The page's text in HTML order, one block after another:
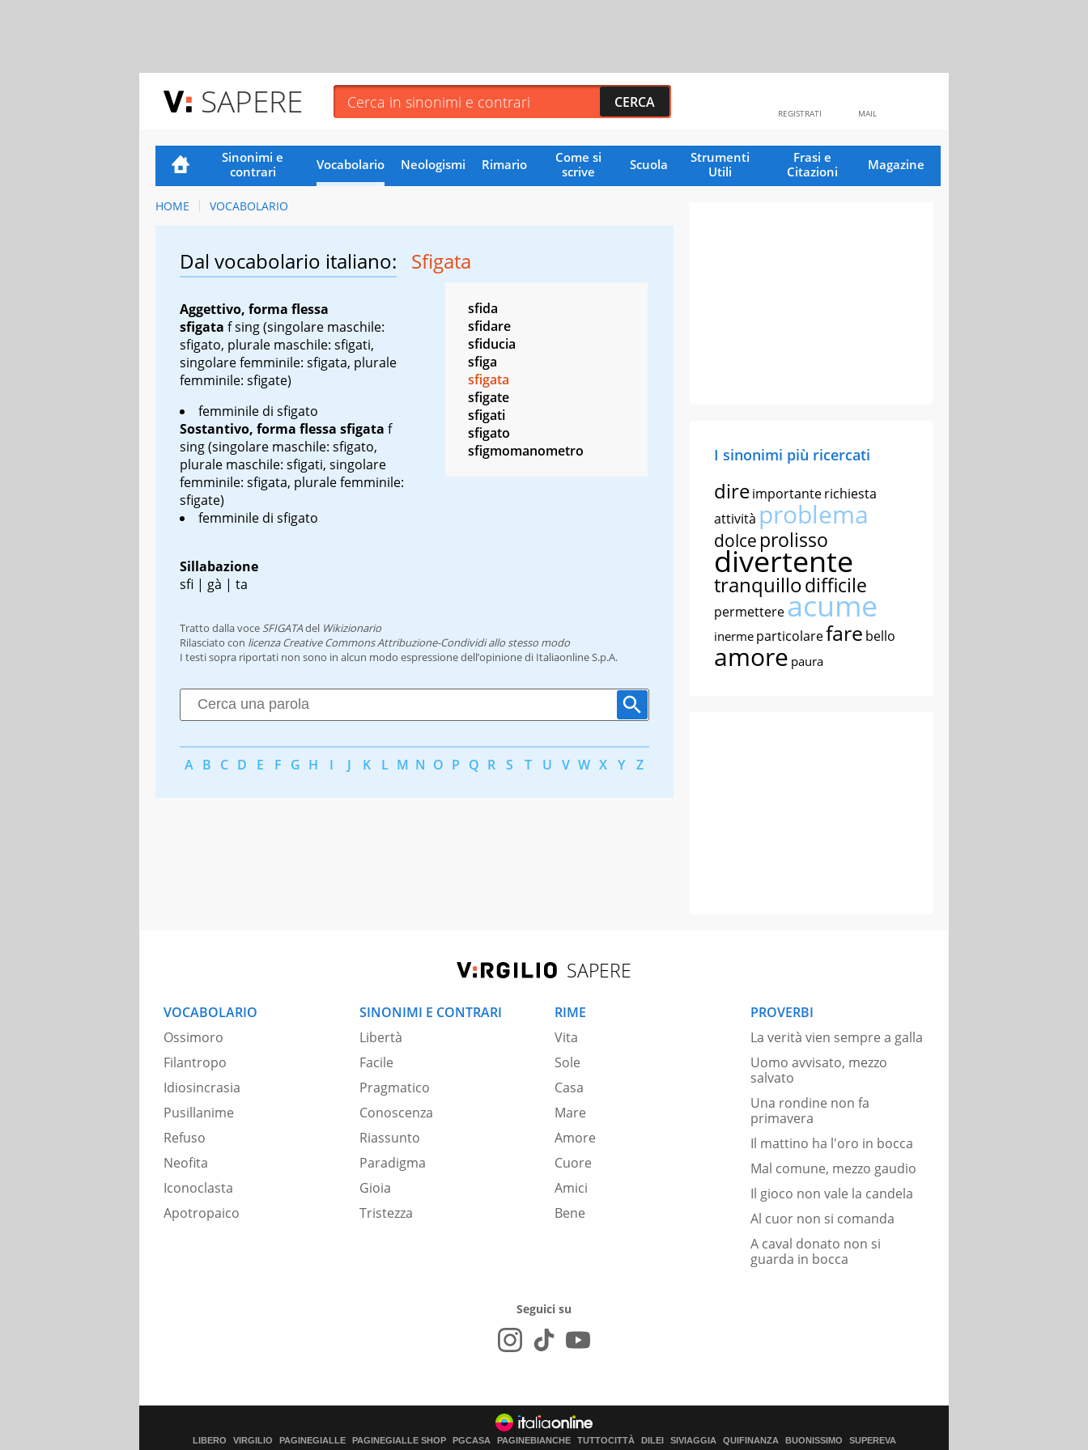
SAPERE MAIL
REGISTRATI
Sinonimi e
contrari
Vocabolario Neologismi Rimario
Come si
scrive
Scuola
Strumenti
Utili
Frasi e
Citazioni
Magazine
HOME VOCABOLARIO
Dal vocabolario italiano: Sfigata
Aggettivo, forma flessa
sfigata f sing(singolare maschile:
sfigato, plurale maschile: sfigati,
singolare femminile: sfigata, plurale
femminile: sfigate)
femminile di sfigato
Sostantivo, forma flessa sfigata f
sing(singolare maschile: sfigato,
plurale maschile: sfigati, singolare
femminile: sfigata, plurale femminile:
sfigate)
femminile di sfigato
Sillabazione
sfi | gà | ta
sfida
sfidare
sfiducia
sfiga
sfigata
sfigate
sfigati
sfigato
sfigmomanometro
Tratto dalla voce SFIGATAdel Wikizionario
Rilasciato con licenza Creative Commons Attribuzione-Condividi allo stesso modo
I testi sopra riportati non sono in alcun modo espressione dell’opinione di Italiaonline S.p.A.
A B C D E F G H I J K L M N O P Q R S T U V W X Y Z
I sinonimi più ricercati
direimportanterichiesta
attività problema
dolce prolisso
divertente
tranquillodifficile
permettereacume
inerme particolarefare bello
amore paura
SAPERE
VOCABOLARIO
Ossimoro
Filantropo
Idiosincrasia
Pusillanime
Refuso
Neofita
Iconoclasta
Apotropaico
SINONIMI E CONTRARI
Libertà
Facile
Pragmatico
Conoscenza
Riassunto
Paradigma
Gioia
Tristezza
RIME
Vita
Sole
Casa
Mare
Amore
Cuore
Amici
Bene
PROVERBI
La verità vien sempre a galla
Uomo avvisato, mezzo
salvato
Una rondine non fa
primavera
Il mattino ha l'oro in bocca
Mal comune, mezzo gaudio
Il gioco non vale la candela
Al cuor non si comanda
A caval donato non si
guarda in bocca
Seguici su
LIBERO VIRGILIO PAGINEGIALLE PAGINEGIALLE SHOP PGCASA PAGINEBIANCHE TUTTOCITTÀ DILEI SIVIAGGIA QUIFINANZA BUONISSIMO SUPEREVA